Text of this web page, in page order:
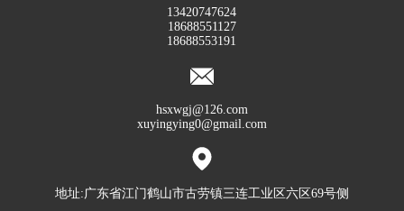
13420747624
18688551127
18688553191
hsxwgj@126.com
xuyingying0@gmail.com
地址:广东省江门鹤山市古劳镇三连工业区六区69号侧